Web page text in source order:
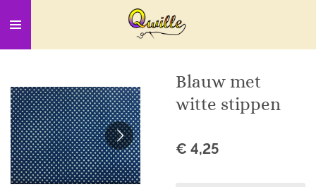
direct
naar
hoofdinhoud
Blauw met
witte stippen
€ 4,25